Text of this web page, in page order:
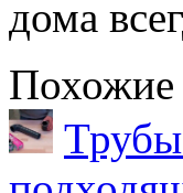
дома
Похожие